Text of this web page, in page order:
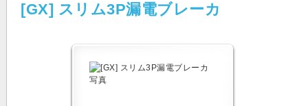
[GX] スリム3P漏電ブレーカ